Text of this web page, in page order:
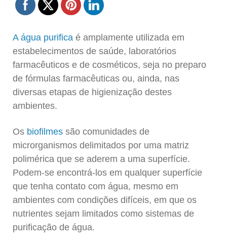
A água purifica é amplamente utilizada em
estabelecimentos de saúde, laboratórios
farmacêuticos e de cosméticos, seja no preparo
de fórmulas farmacêuticas ou, ainda, nas
diversas etapas de higienização destes
ambientes.
Os biofilmes são comunidades de
microrganismos delimitados por uma matriz
polimérica que se aderem a uma superfície.
Podem-se encontrá-los em qualquer superfície
que tenha contato com água, mesmo em
ambientes com condições difíceis, em que os
nutrientes sejam limitados como sistemas de
purificação de água.